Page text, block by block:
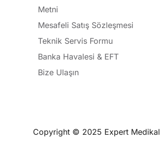
Metni
Mesafeli Satış Sözleşmesi
Teknik Servis Formu
Banka Havalesi & EFT
Bize Ulaşın
Copyright © 2025 Expert Medikal